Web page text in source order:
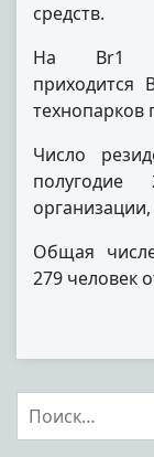
средств.
На Br1
приходится
технопарков
Число
организации,
Общая
279 человек
Найти: